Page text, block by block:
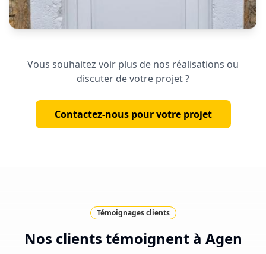
Porte d'entrée PVC semi-vitrée
Vous souhaitez voir plus de nos réalisations ou
discuter de votre projet ?
Contactez-nous pour votre projet
Témoignages clients
Nos clients témoignent à Agen